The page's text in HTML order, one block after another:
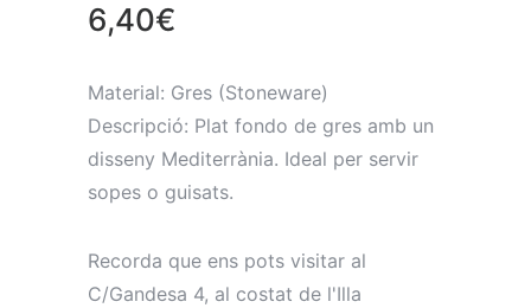
6,40€
Material: Gres (Stoneware)
Descripció: Plat fondo de gres amb un
disseny Mediterrània. Ideal per servir
sopes o guisats.
Recorda que ens pots visitar al
C/Gandesa 4, al costat de l'Illa